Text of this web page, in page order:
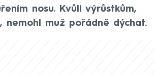
nosu. Kvůli výrůstkům,
nemohl muž pořádně dýchat.